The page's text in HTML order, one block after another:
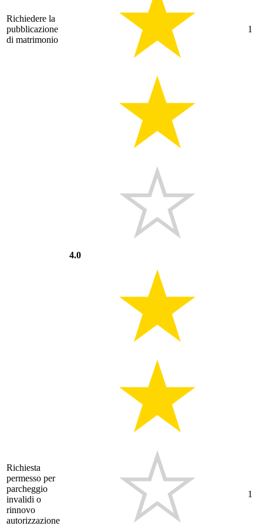
Richiedere la
pubblicazione
di matrimonio
4.0
1
Richiesta
permesso per
parcheggio
invalidi o
rinnovo
autorizzazione
1